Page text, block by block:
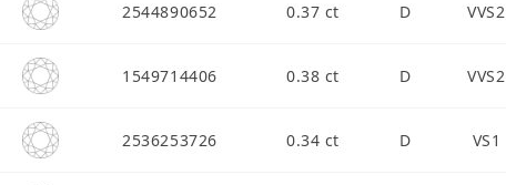
2544890652 0.37 ct D VVS2
1549714406 0.38 ct D VVS2
2536253726 0.34 ct D VS1